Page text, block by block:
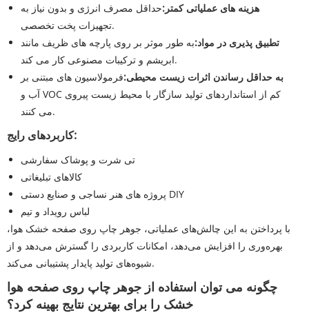
هزینه های عملیاتی کمتر:حداقل مصرف انرژی و بدون نیاز به
تجهیزات پخت تخصصی.
تطبیق پذیری در مواد:به طور موثر بر روی پارچه های ظریف مانند
ابریشم و ترکیبات مصنوعی کار می کند.
به حداقل رساندن اثرات زیست محیطی:فرمولاسیون های مبتنی بر
آب و VOC کم از استانداردهای تولید سازگار با محیط زیست پیروی
می کنند.
کاربردهای رایج:
تی شرت و پوشاک سفارشی
کالاهای تبلیغاتی
پروژه های هنر نساجی و صنایع دستی DIY
لباس رویداد و تیم
با پرداختن به این چالش‌های عملیاتی، جوهر چاپ روی صفحه خشک هوا،
بهره‌وری را افزایش می‌دهد، امکانات کاربردی را گسترش می‌دهد و از
شیوه‌های تولید پایدار پشتیبانی می‌کند.
چگونه می توان استفاده از جوهر چاپ روی صفحه هوا
خشک را برای بهترین نتایج بهینه کرد؟